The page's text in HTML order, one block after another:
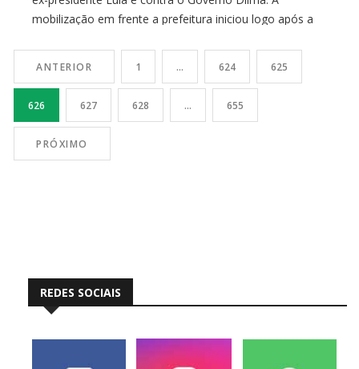
mobilização em frente a prefeitura iniciou logo após a
ANTERIOR 1 … 624 625
626 627 628 … 655
PRÓXIMO
REDES SOCIAIS